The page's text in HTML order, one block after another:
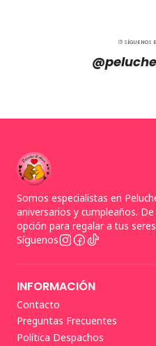
SÍGUENOS
Somos especialistas en
aniversarios y cumpleaños.
opción para regalar a tus
Síguenos
INFORMACIÓN
Contacto
Preguntas Frecuentes
Política Despachos